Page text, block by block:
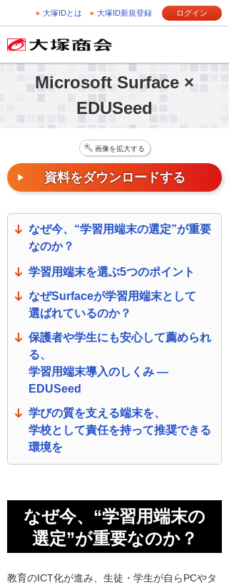
大塚IDとは 大塚ID新規登録 ログイン
Microsoft Surface ×
EDUSeed
画像を拡大する
資料をダウンロードする
なぜ今、“学習用端末の選定”が重要
なのか？
学習用端末を選ぶ5つのポイント
なぜSurfaceが学習用端末として
選ばれているのか？
保護者や学生にも安心して薦められ
る、
学習用端末導入のしくみ ―
EDUSeed
学びの質を支える端末を、
学校として責任を持って推奨できる
環境を
なぜ今、“学習用端末の
選定”が重要なのか？
教育のICT化が進み、生徒・学生が自らPCやタ